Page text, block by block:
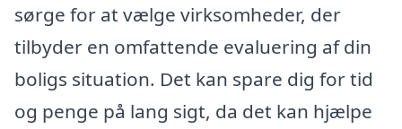
sørge for at vælge virksomheder, der
tilbyder en omfattende evaluering af din
boligs situation. Det kan spare dig for tid
og penge på lang sigt, da det kan hjælpe